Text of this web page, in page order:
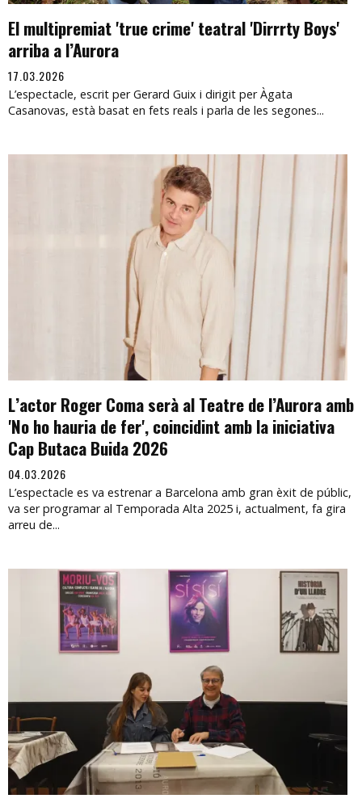
El multipremiat 'true crime' teatral 'Dirrrty Boys'
arriba a l’Aurora
17.03.2026
L’espectacle, escrit per Gerard Guix i dirigit per Àgata
Casanovas, està basat en fets reals i parla de les segones...
L’actor Roger Coma serà al Teatre de l’Aurora amb
'No ho hauria de fer', coincidint amb la iniciativa
Cap Butaca Buida 2026
04.03.2026
L’espectacle es va estrenar a Barcelona amb gran èxit de públic,
va ser programar al Temporada Alta 2025 i, actualment, fa gira
arreu de...